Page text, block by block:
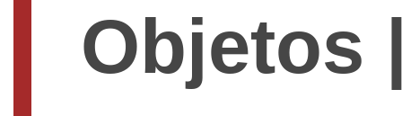
Objetos